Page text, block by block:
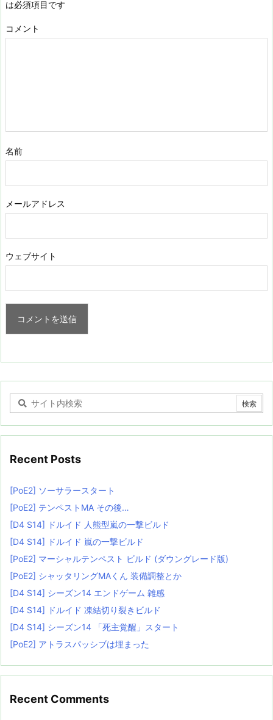
は必須項目です
コメント
名前
メールアドレス
ウェブサイト
Recent Posts
[PoE2] ソーサラースタート
[PoE2] テンペストMA その後…
[D4 S14] ドルイド 人熊型嵐の一撃ビルド
[D4 S14] ドルイド 嵐の一撃ビルド
[PoE2] マーシャルテンペスト ビルド (ダウングレード版)
[PoE2] シャッタリングMAくん 装備調整とか
[D4 S14] シーズン14 エンドゲーム 雑感
[D4 S14] ドルイド 凍結切り裂きビルド
[D4 S14] シーズン14 「死主覚醒」スタート
[PoE2] アトラスパッシブは埋まった
Recent Comments